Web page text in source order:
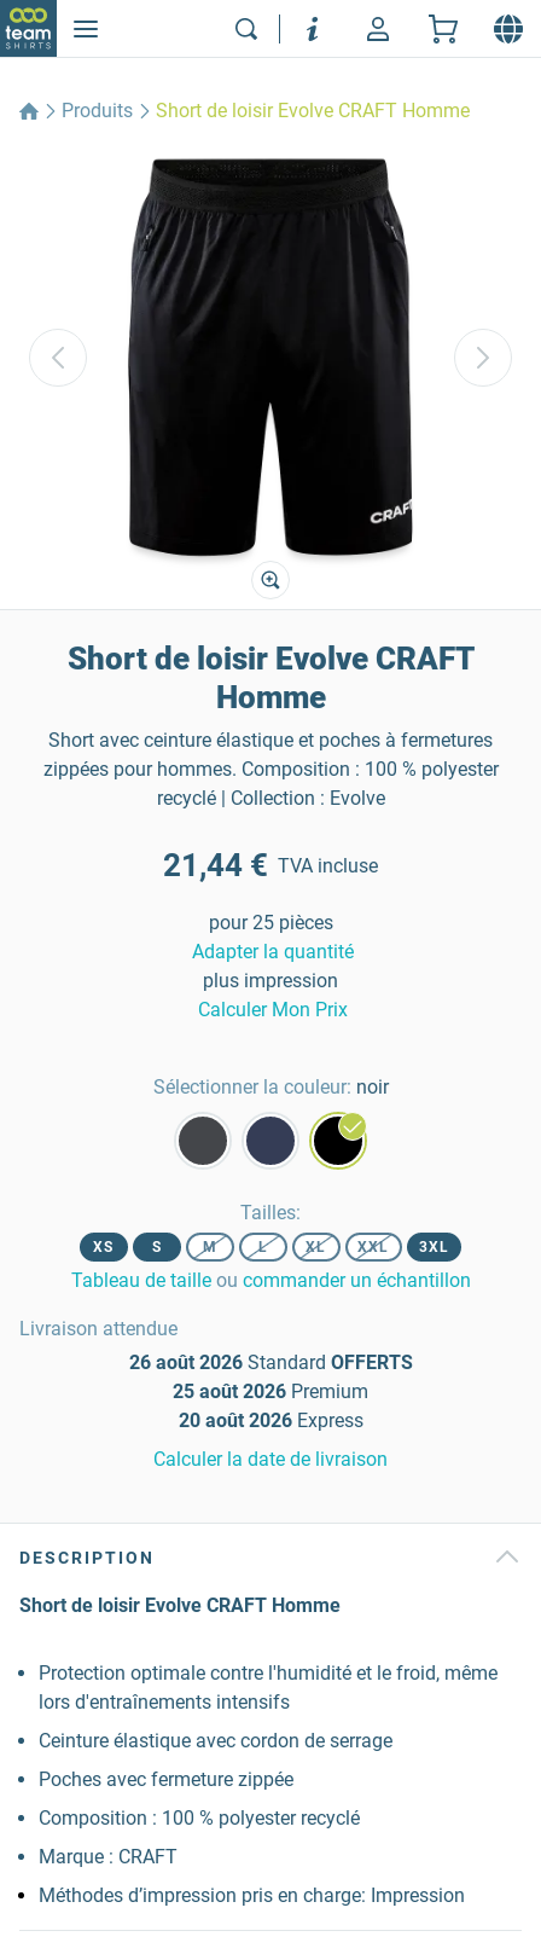
Produits Short de loisir Evolve CRAFT Homme
Short de loisir Evolve CRAFT
Homme
Short avec ceinture élastique et poches à fermetures
zippées pour hommes. Composition : 100 % polyester
recyclé | Collection : Evolve
21,44 € TVA incluse
pour 25 pièces
Adapter la quantité
plus impression
Calculer Mon Prix
Sélectionner la couleur: noir
Tailles:
XS S M L XL XXL 3XL
Tableau de taille ou commander un échantillon
Livraison attendue
26 août 2026 Standard OFFERTS
25 août 2026 Premium
20 août 2026 Express
Calculer la date de livraison
DESCRIPTION
Short de loisir Evolve CRAFT Homme
Protection optimale contre l'humidité et le froid, même
lors d'entraînements intensifs
Ceinture élastique avec cordon de serrage
Poches avec fermeture zippée
Composition : 100 % polyester recyclé
Marque : CRAFT
Méthodes d’impression pris en charge: Impression